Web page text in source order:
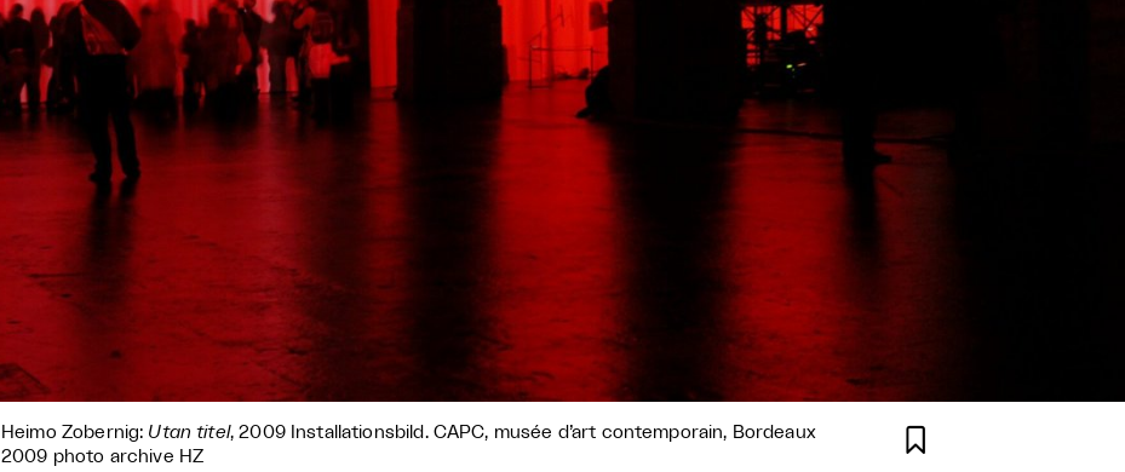
Heimo Zobernig: Utan titel, 2009 Installationsbild. CAPC, musée d’art contemporain, Bordeaux
2009 photo archive HZ
